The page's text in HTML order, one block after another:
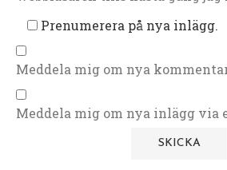
Prenumerera på nya inlägg.
Meddela mig om nya
Meddela mig om nya inlägg via